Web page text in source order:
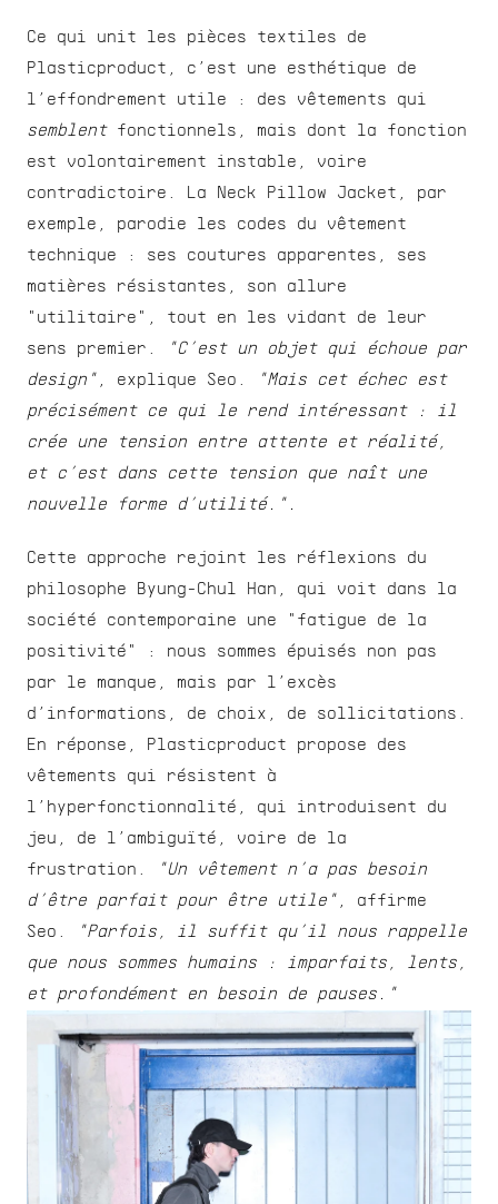
Ce qui unit les pièces textiles de
Plasticproduct, c’est une esthétique de
semblent fonctionnels, mais dont la fonction
est volontairement instable, voire
contradictoire. La Neck Pillow Jacket, par
exemple, parodie les codes du vêtement
technique : ses coutures apparentes, ses
matières résistantes, son allure
"utilitaire", tout en les vidant de leur
sens premier.
"C’est un objet qui échoue par
design" , explique Seo.
"Mais cet échec est
précisément ce qui le rend intéressant : il
crée une tension entre attente et réalité,
et c’est dans cette tension que naît une
nouvelle forme d’utilité.".
Cette approche rejoint les réflexions du
philosophe Byung-Chul Han, qui voit dans la
société contemporaine une "fatigue de la
positivité" : nous sommes épuisés non pas
par le manque, mais par l’excès
d’informations, de choix, de sollicitations.
En réponse, Plasticproduct propose des
vêtements qui résistent à
l’hyperfonctionnalité, qui introduisent du
jeu, de l’ambiguïté, voire de la
frustration.
"Un vêtement n’a pas besoin
d’être parfait pour être utile" , affirme
Seo.
"Parfois, il suffit qu’il nous rappelle
que nous sommes humains : imparfaits, lents,
et profondément en besoin de pauses."